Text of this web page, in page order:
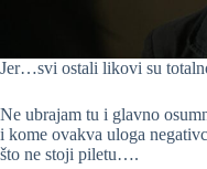
Jer…svi ostali likovi su
Ne ubrajam tu i glavno
i kome ovakva uloga
što ne stoji piletu….